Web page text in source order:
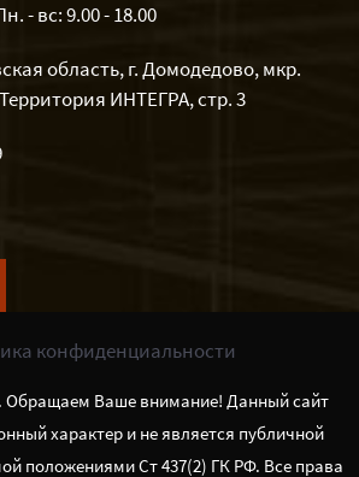
- вс: 9.00 - 18.00
область, г. Домодедово, мкр.
ИНТЕГРА, стр. 3
конфиденциальности
Обращаем Ваше внимание! Данный сайт
характер и не является публичной
положениями Ст 437(2) ГК РФ. Все права